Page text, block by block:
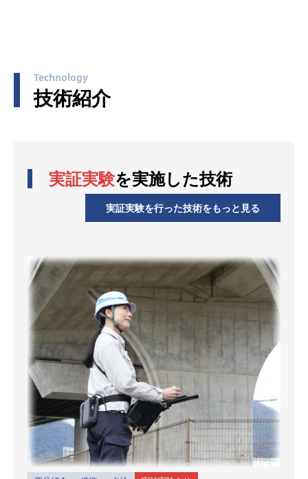
Technology
技術紹介
実証実験を実施した技術
実証実験を行った技術をもっと見る